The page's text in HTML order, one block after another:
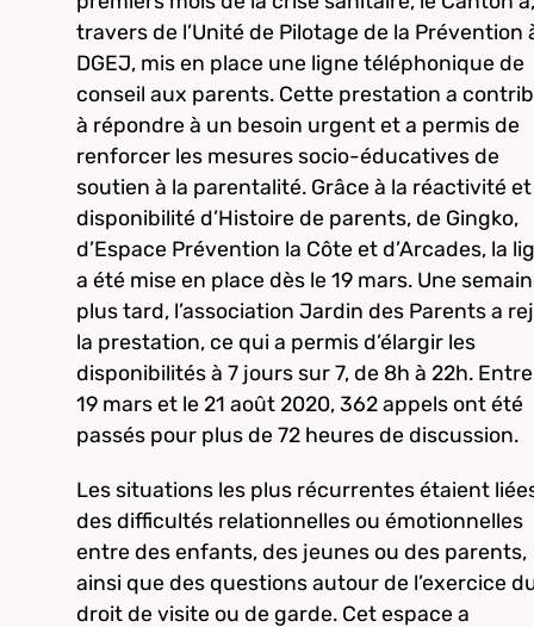
travers de l’Unité de Pilotage de la Prévention
DGEJ, mis en place une ligne téléphonique de
conseil aux parents. Cette prestation a
à répondre à un besoin urgent et a permis de
renforcer les mesures socio-éducatives de
soutien à la parentalité. Grâce à la réactivité et
disponibilité d’Histoire de parents, de Gingko,
d’Espace Prévention la Côte et d’Arcades, la
a été mise en place dès le 19 mars. Une
plus tard, l’association Jardin des Parents a
la prestation, ce qui a permis d’élargir les
disponibilités à 7 jours sur 7, de 8h à 22h.
19 mars et le 21 août 2020, 362 appels ont été
passés pour plus de 72 heures de discussion.
Les situations les plus récurrentes étaient
des difficultés relationnelles ou émotionnelles
entre des enfants, des jeunes ou des parents,
ainsi que des questions autour de l’exercice
droit de visite ou de garde. Cet espace a